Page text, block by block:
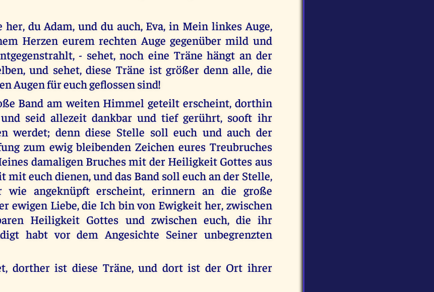
her, du Adam, und du auch, Eva, in Mein linkes Auge,
Herzen eurem rechten Auge gegenüber mild und
- sehet, noch eine Träne hängt an der
und sehet, diese Träne ist größer denn alle, die
Augen für euch geflossen sind!
Band am weiten Himmel geteilt erscheint, dorthin
seid allezeit dankbar und tief gerührt, sooft ihr
werdet; denn diese Stelle soll euch und auch der
zum ewig bleibenden Zeichen eures Treubruches
damaligen Bruches mit der Heiligkeit Gottes aus
mit euch dienen, und das Band soll euch an der Stelle,
wie angeknüpft erscheint, erinnern an die große
ewigen Liebe, die Ich bin von Ewigkeit her, zwischen
Heiligkeit Gottes und zwischen euch, die ihr
habt vor dem Angesichte Seiner unbegrenzten
dorther ist diese Träne, und dort ist der Ort ihrer